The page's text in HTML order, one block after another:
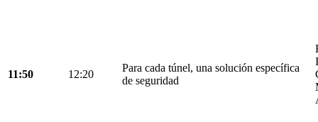
11:50 12:20
Para cada túnel, una solución específica
de seguridad